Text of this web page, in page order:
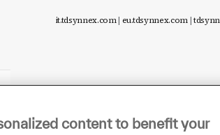
it.tdsynnex.com| eu.tdsynnex.com|
content to benefit your